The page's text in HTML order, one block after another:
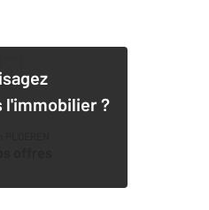
l'immobilier ?
offres